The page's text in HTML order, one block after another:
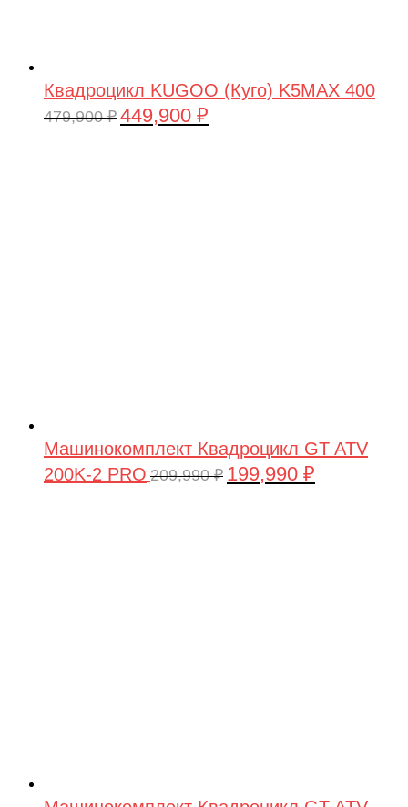
Квадроцикл KUGOO (Куго) K5MAX 400
479,900₽ Первоначальная
449,900 ₽
Машинокомплект Квадроцикл GT ATV
200K-2 PRO 209,990₽ Первоначальная
199,990 ₽